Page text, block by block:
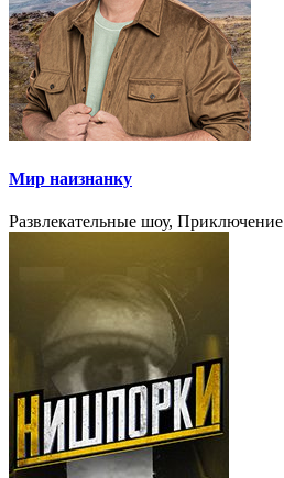
Мир наизнанку
Развлекательные шоу, Приключение